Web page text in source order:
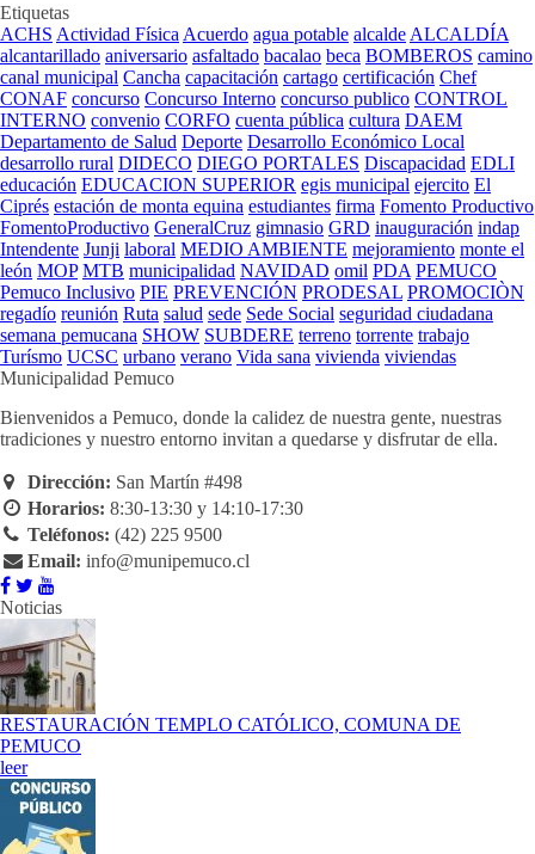
Etiquetas
ACHS Actividad Física Acuerdo agua potable alcalde ALCALDÍA
alcantarillado aniversario asfaltado bacalao beca BOMBEROS camino
canal municipal Cancha capacitación cartago certificación Chef
CONAF concurso Concurso Interno concurso publico CONTROL
INTERNO convenio CORFO cuenta pública cultura DAEM
Departamento de Salud Deporte Desarrollo Económico Local
desarrollo rural DIDECO DIEGO PORTALES Discapacidad EDLI
educación EDUCACION SUPERIOR egis municipal ejercito El
Ciprés estación de monta equina estudiantes firma Fomento Productivo
FomentoProductivo GeneralCruz gimnasio GRD inauguración indap
Intendente Junji laboral MEDIO AMBIENTE mejoramiento monte el
león MOP MTB municipalidad NAVIDAD omil PDA PEMUCO
Pemuco Inclusivo PIE PREVENCIÓN PRODESAL PROMOCIÒN
regadío reunión Ruta salud sede Sede Social seguridad ciudadana
semana pemucana SHOW SUBDERE terreno torrente trabajo
Turísmo UCSC urbano verano Vida sana vivienda viviendas
Municipalidad Pemuco
Bienvenidos a Pemuco, donde la calidez de nuestra gente, nuestras
tradiciones y nuestro entorno invitan a quedarse y disfrutar de ella.
Dirección: San Martín #498
Horarios: 8:30-13:30 y 14:10-17:30
Teléfonos: (42) 225 9500
Email: info@munipemuco.cl
Noticias
RESTAURACIÓN TEMPLO CATÓLICO, COMUNA DE
PEMUCO
leer